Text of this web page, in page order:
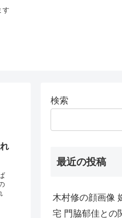
す
検索
最近の投稿
木村修の顔画像
宅 門脇郁佳との